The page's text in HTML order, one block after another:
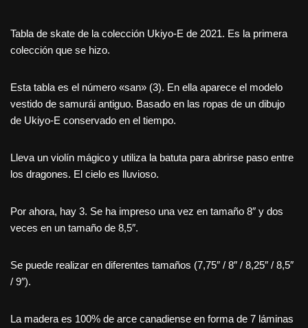
Tabla de skate de la colección Ukiyo-E de 2021. Es la primera
colección que se hizo.
Esta tabla es el número «san» (3). En ella aparece el modelo
vestido de samurái antiguo. Basado en las ropas de un dibujo
de Ukiyo-E conservado en el tiempo.
Lleva un violín mágico y utiliza la batuta para abrirse paso entre
los dragones. El cielo es lluvioso.
Por ahora, hay 3. Se ha impreso una vez en tamaño 8″ y dos
veces en un tamaño de 8,5″.
Se puede realizar en diferentes tamaños (7,75″ / 8″ / 8,25″ / 8,5″
/ 9″).
La madera es 100% de arce canadiense en forma de 7 láminas